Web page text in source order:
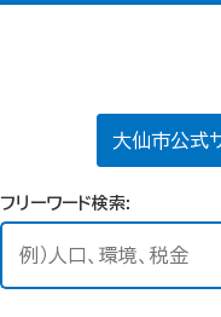
大仙市公式
フリーワード検索